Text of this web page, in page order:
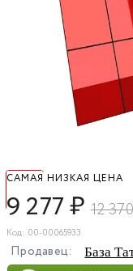
САМАЯ НИЗКАЯ ЦЕНА
9 277₽ 12
Код: 00-00065933
Продавец: База